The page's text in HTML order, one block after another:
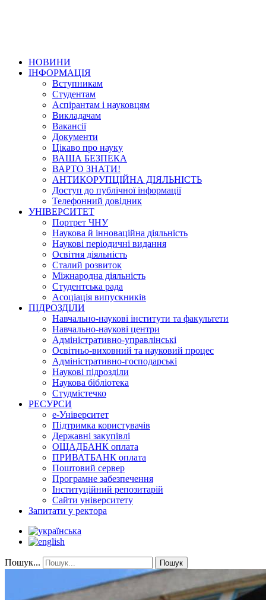
НОВИНИ
ІНФОРМАЦІЯ
Вступникам
Студентам
Аспірантам і науковцям
Викладачам
Вакансії
Документи
Цікаво про науку
ВАША БЕЗПЕКА
ВАРТО ЗНАТИ!
АНТИКОРУПЦІЙНА ДІЯЛЬНІСТЬ
Доступ до публічної інформації
Телефонний довідник
УНІВЕРСИТЕТ
Портрет ЧНУ
Наукова й інноваційна діяльність
Наукові періодичні видання
Освітня діяльність
Сталий розвиток
Міжнародна діяльність
Студентська рада
Асоціація випускників
ПІДРОЗДІЛИ
Навчально-наукові інститути та факультети
Навчально-наукові центри
Адміністративно-управлінські
Освітньо-виховний та науковий процес
Адміністративно-господарські
Наукові підрозділи
Наукова бібліотека
Студмістечко
РЕСУРСИ
е-Університет
Підтримка користувачів
Державні закупівлі
ОЩАДБАНК оплата
ПРИВАТБАНК оплата
Поштовий сервер
Програмне забезпечення
Інституційний репозитарій
Сайти університету
Запитати у ректора
Пошук... Пошук